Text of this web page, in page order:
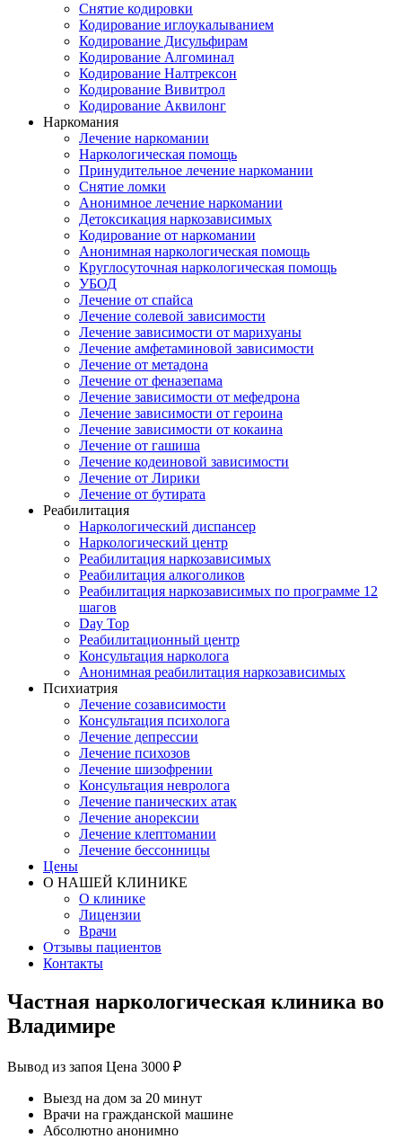
Снятие кодировки
Кодирование иглоукалыванием
Кодирование Дисульфирам
Кодирование Алгоминал
Кодирование Налтрексон
Кодирование Вивитрол
Кодирование Аквилонг
Наркомания
Лечение наркомании
Наркологическая помощь
Принудительное лечение наркомании
Снятие ломки
Анонимное лечение наркомании
Детоксикация наркозависимых
Кодирование от наркомании
Анонимная наркологическая помощь
Круглосуточная наркологическая помощь
УБОД
Лечение от спайса
Лечение солевой зависимости
Лечение зависимости от марихуаны
Лечение амфетаминовой зависимости
Лечение от метадона
Лечение от феназепама
Лечение зависимости от мефедрона
Лечение зависимости от героина
Лечение зависимости от кокаина
Лечение от гашиша
Лечение кодеиновой зависимости
Лечение от Лирики
Лечение от бутирата
Реабилитация
Наркологический диспансер
Наркологический центр
Реабилитация наркозависимых
Реабилитация алкоголиков
Реабилитация наркозависимых по программе 12
шагов
Day Top
Реабилитационный центр
Консультация нарколога
Анонимная реабилитация наркозависимых
Психиатрия
Лечение созависимости
Консультация психолога
Лечение депрессии
Лечение психозов
Лечение шизофрении
Консультация невролога
Лечение панических атак
Лечение анорексии
Лечение клептомании
Лечение бессонницы
Цены
О НАШЕЙ КЛИНИКЕ
О клинике
Лицензии
Врачи
Отзывы пациентов
Контакты
Частная наркологическая клиника во
Владимире
Вывод из запоя Цена 3000 ₽
Выезд на дом за 20 минут
Врачи на гражданской машине
Абсолютно анонимно